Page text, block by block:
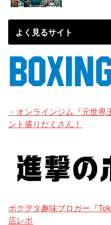
よく見るサイト
・オンラインジム『元世
ント盛りだくさん！
ボクヲタ趣味ブロガー『
店レポ